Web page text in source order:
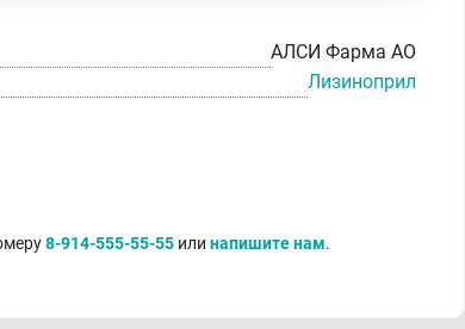
АЛСИ Фарма АО
Лизиноприл
8-914-555-55-55 или напишите нам.